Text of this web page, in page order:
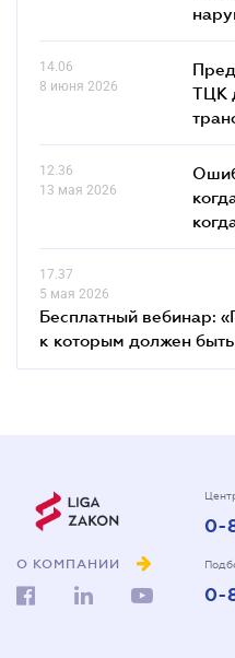
14.06
8 июня 2026
ТЦК
12.36
13 мая 2026
17.37
5 мая 2026
Бесплатный вебинар:
к которым должен быть
О КОМПАНИИ
0-
0-